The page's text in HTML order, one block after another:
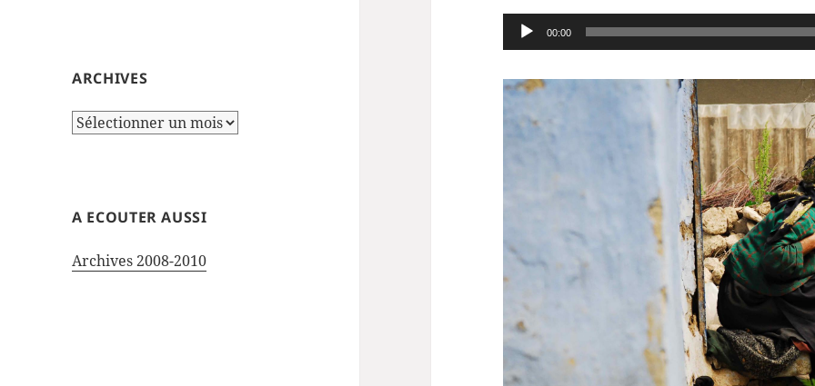
ARCHIVES
Archives
A ECOUTER AUSSI
Archives 2008-2010
Lecteur
audio
00:00